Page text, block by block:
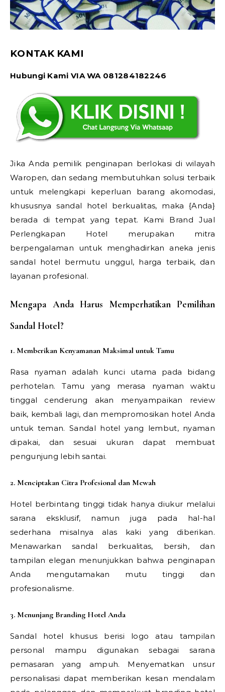
KONTAK KAMI
Hubungi Kami VIA WA 081284182246
Jika Anda pemilik penginapan berlokasi di wilayah
Waropen, dan sedang membutuhkan solusi terbaik
untuk melengkapi keperluan barang akomodasi,
khususnya sandal hotel berkualitas, maka {Anda}
berada di tempat yang tepat. Kami Brand Jual
Perlengkapan Hotel merupakan mitra
berpengalaman untuk menghadirkan aneka jenis
sandal hotel bermutu unggul, harga terbaik, dan
layanan profesional.
Mengapa Anda Harus Memperhatikan Pemilihan
Sandal Hotel?
1. Memberikan Kenyamanan Maksimal untuk Tamu
Rasa nyaman adalah kunci utama pada bidang
perhotelan. Tamu yang merasa nyaman waktu
tinggal cenderung akan menyampaikan review
baik, kembali lagi, dan mempromosikan hotel Anda
untuk teman. Sandal hotel yang lembut, nyaman
dipakai, dan sesuai ukuran dapat membuat
pengunjung lebih santai.
2. Menciptakan Citra Profesional dan Mewah
Hotel berbintang tinggi tidak hanya diukur melalui
sarana eksklusif, namun juga pada hal-hal
sederhana misalnya alas kaki yang diberikan.
Menawarkan sandal berkualitas, bersih, dan
tampilan elegan menunjukkan bahwa penginapan
Anda mengutamakan mutu tinggi dan
profesionalisme.
3. Menunjang Branding Hotel Anda
Sandal hotel khusus berisi logo atau tampilan
personal mampu digunakan sebagai sarana
pemasaran yang ampuh. Menyematkan unsur
personalisasi dapat memberikan kesan mendalam